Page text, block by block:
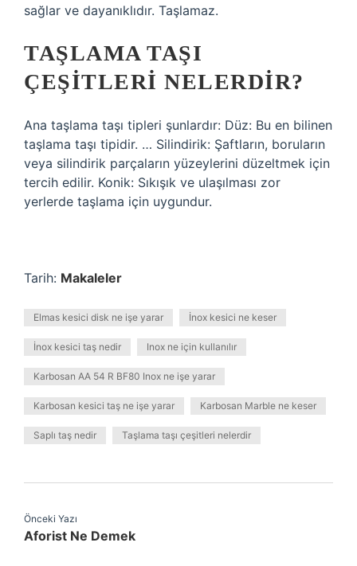
sağlar ve dayanıklıdır. Taşlamaz.
TAŞLAMA TAŞI
ÇEŞITLERI NELERDIR?
Ana taşlama taşı tipleri şunlardır: Düz: Bu en bilinen
taşlama taşı tipidir. … Silindirik: Şaftların, boruların
veya silindirik parçaların yüzeylerini düzeltmek için
tercih edilir. Konik: Sıkışık ve ulaşılması zor
yerlerde taşlama için uygundur.
Tarih: Makaleler
Elmas kesici disk ne işe yarar İnox kesici ne keser
İnox kesici taş nedir Inox ne için kullanılır
Karbosan AA 54 R BF80 Inox ne işe yarar
Karbosan kesici taş ne işe yarar Karbosan Marble ne keser
Saplı taş nedir Taşlama taşı çeşitleri nelerdir
Önceki Yazı
Aforist Ne Demek